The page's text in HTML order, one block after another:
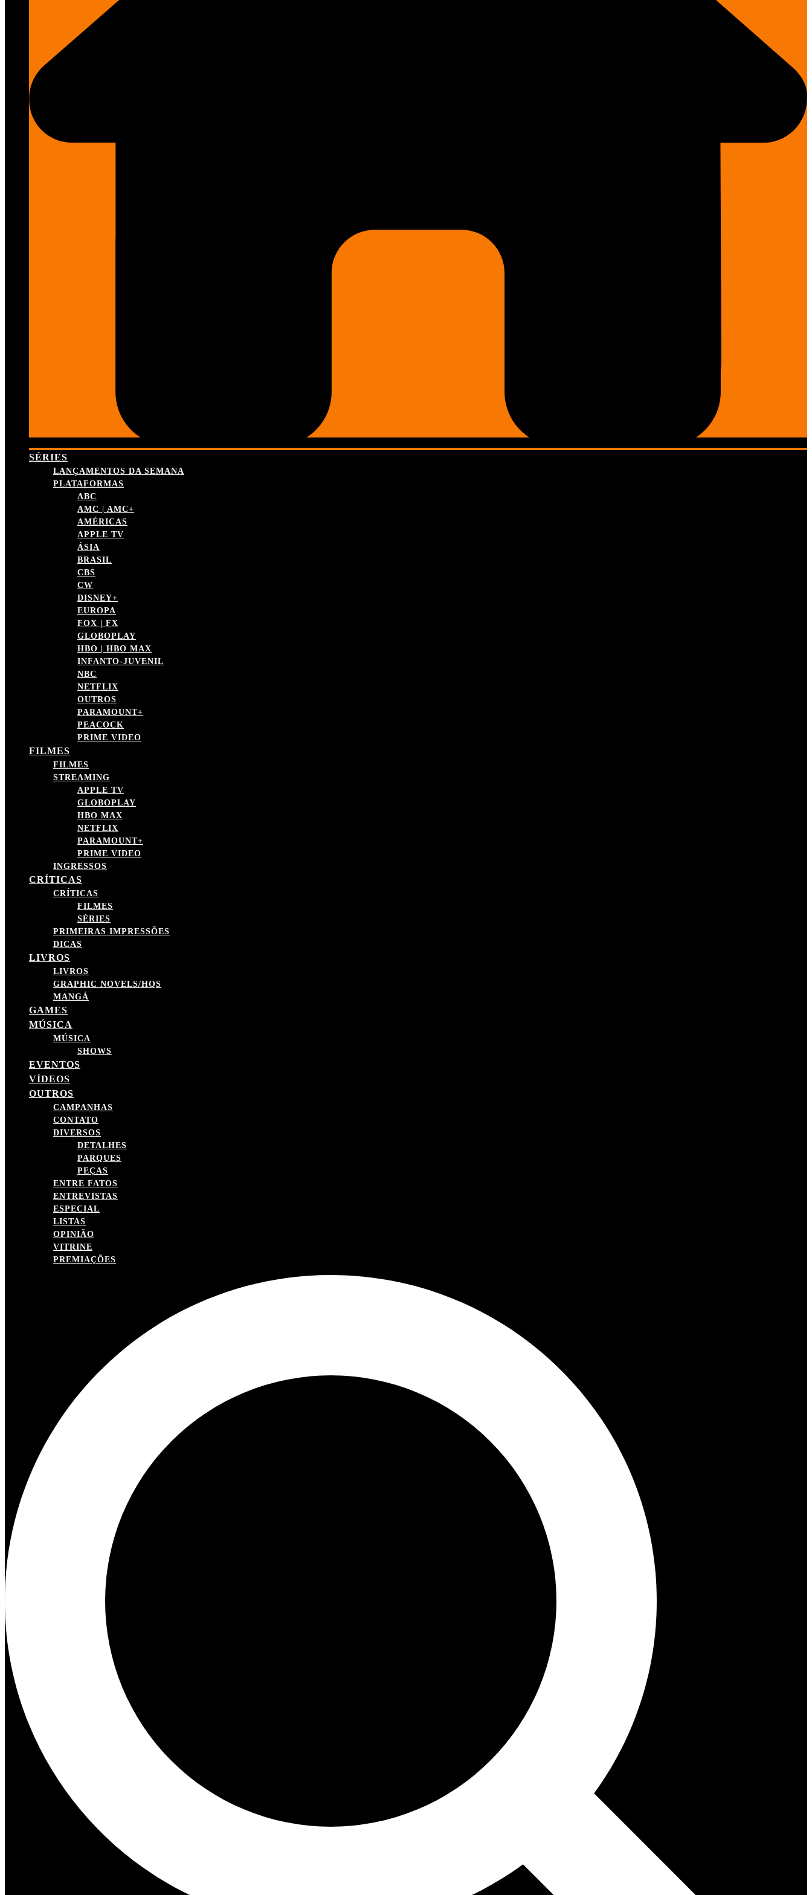
SÉRIES
LANÇAMENTOS DA SEMANA
PLATAFORMAS
ABC
AMC | AMC+
AMÉRICAS
APPLE TV
ÁSIA
BRASIL
CBS
CW
DISNEY+
EUROPA
FOX | FX
GLOBOPLAY
HBO | HBO MAX
INFANTO-JUVENIL
NBC
NETFLIX
OUTROS
PARAMOUNT+
PEACOCK
PRIME VIDEO
FILMES
FILMES
STREAMING
APPLE TV
GLOBOPLAY
HBO MAX
NETFLIX
PARAMOUNT+
PRIME VIDEO
INGRESSOS
CRÍTICAS
CRÍTICAS
FILMES
SÉRIES
PRIMEIRAS IMPRESSÕES
DICAS
LIVROS
LIVROS
GRAPHIC NOVELS/HQS
MANGÁ
GAMES
MÚSICA
MÚSICA
SHOWS
EVENTOS
VÍDEOS
OUTROS
CAMPANHAS
CONTATO
DIVERSOS
DETALHES
PARQUES
PEÇAS
ENTRE FATOS
ENTREVISTAS
ESPECIAL
LISTAS
OPINIÃO
VITRINE
PREMIAÇÕES